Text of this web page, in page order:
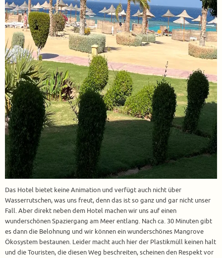
Das Hotel bietet keine Animation und verfügt auch nicht über
Wasserrutschen, was uns freut, denn das ist so ganz und gar nicht unser
Fall. Aber direkt neben dem Hotel machen wir uns auf einen
wunderschönen Spaziergang am Meer entlang. Nach ca. 30 Minuten gibt
es dann die Belohnung und wir können ein wunderschönes Mangrove
Ökosystem bestaunen. Leider macht auch hier der Plastikmüll keinen halt
und die Touristen, die diesen Weg beschreiten, scheinen den Respekt vor